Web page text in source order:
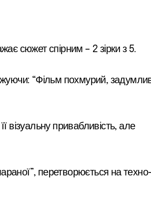
сюжет спірним – 2 зірки з 5.
“Фільм похмурий,
візуальну привабливість, але
перетворюється на